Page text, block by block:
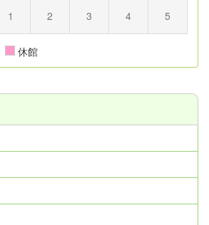
1 2 3 4 5
休館